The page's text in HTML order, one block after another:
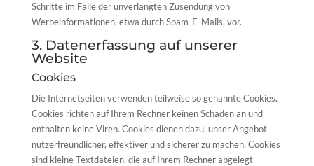
Schritte im Falle der unverlangten Zusendung von
Werbeinformationen, etwa durch Spam-E-Mails, vor.
3. Datenerfassung auf unserer
Website
Cookies
Die Internetseiten verwenden teilweise so genannte Cookies.
Cookies richten auf Ihrem Rechner keinen Schaden an und
enthalten keine Viren. Cookies dienen dazu, unser Angebot
nutzerfreundlicher, effektiver und sicherer zu machen. Cookies
sind kleine Textdateien, die auf Ihrem Rechner abgelegt